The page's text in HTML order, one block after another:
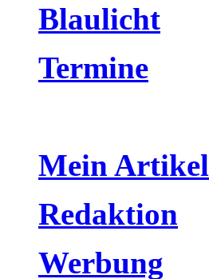
Blaulicht
Termine
Mein Artikel
Redaktion
Werbung